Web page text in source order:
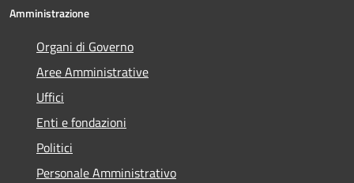
Amministrazione
Organi di Governo
Aree Amministrative
Uffici
Enti e fondazioni
Politici
Personale Amministrativo